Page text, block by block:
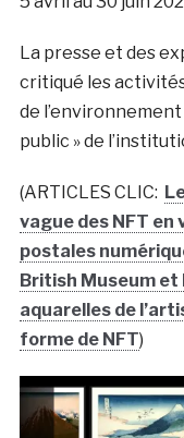
La presse et des
critiqué les
de
public » de
(ARTICLES CLIC:
vague des NFT en
postales
British Museum et
aquarelles de
forme de NFT)